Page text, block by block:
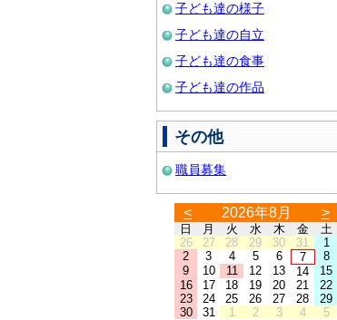
子ども達の様子
子ども達の自立
子ども達の食事
子ども達の作品
その他
職員募集
< 2026年8月 >
日 月 火 水 木 金
土
26
27 28 29 30 31
1
2
3 4 5 6 7
8
9
10 11 12 13 14
15
16
17 18 19 20 21
22
23
24 25 26 27 28
29
30
31 1 2 3 4 5